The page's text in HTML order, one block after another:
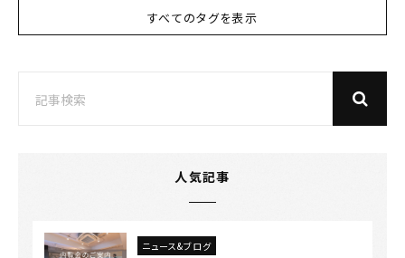
すべてのタグを表示
人気記事
ニュース&ブログ